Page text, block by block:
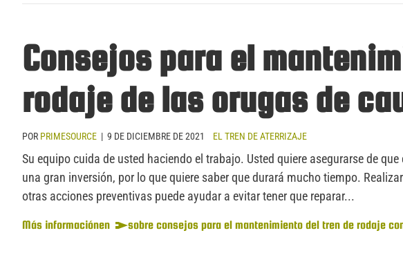
Consejos para el
rodaje de las orugas de
POR PRIMESOURCE | 9 DE DICIEMBRE DE 2021 EL TREN DE ATERRIZAJE
Su equipo cuida de usted haciendo el trabajo. Usted quiere asegurarse de
una gran inversión, por lo que quiere saber que durará mucho tiempo.
otras acciones preventivas puede ayudar a evitar tener que reparar...
Más informaciónen sobre consejos para el mantenimiento del tren de rodaje